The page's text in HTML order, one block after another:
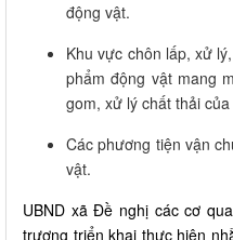
động vật.
Khu vực chôn lấp, xử
phẩm động vật mang
gom, xử lý chất thải
Các phương tiện vận
vật.
UBND xã Đề nghị các cơ
trương triển khai thực hiện